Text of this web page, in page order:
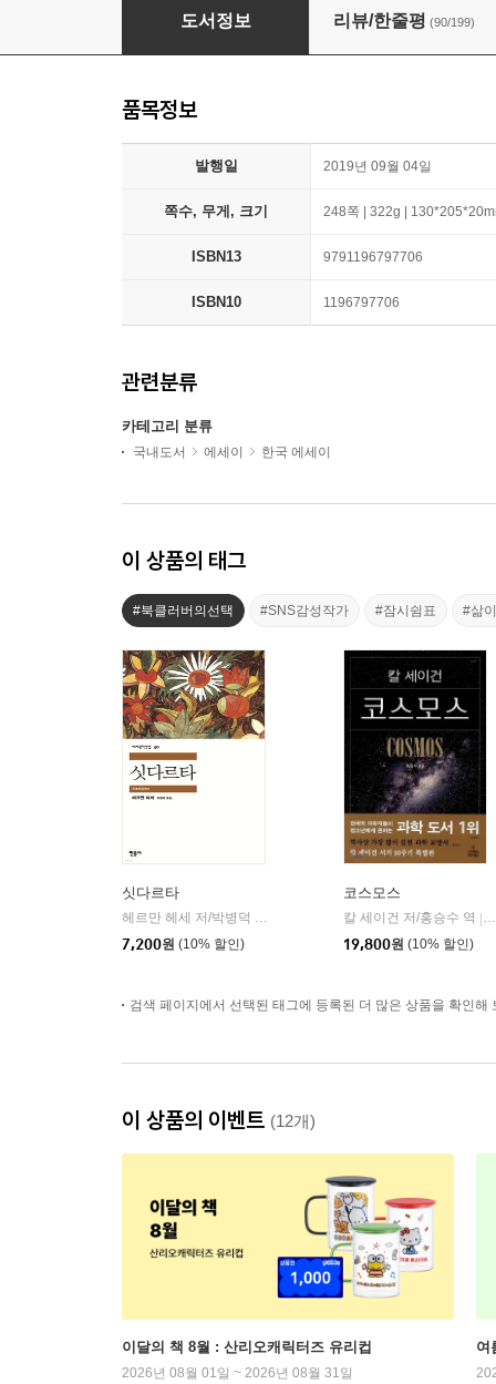
지쳤거나 좋아하는 게 없거나
도서정보 리뷰/한줄평 (90/199)
품목정보
발행일 2019년 09월 04일
쪽수, 무게, 크기 248쪽 | 322g |
ISBN13 9791196797706
ISBN10 1196797706
관련분류
카테고리 분류
국내도서 에세이 한국 에세이
이 상품의 태그
#북클러버의선택 #SNS감성작가 #잠시쉼표 #삶
싯다르타
헤르만 헤세 저/박병덕 역
7,200원 (10% 할인)
코스모스
칼 세이건 저/홍승수 역
19,800원 (10% 할인)
검색 페이지에서 선택된 태그에 등록된 더 많은 상품을 확인해
이 상품의 이벤트 (12개)
이달의 책 8월 : 산리오캐릭터즈 유리컵
2026년 08월 01일 ~ 2026년 08월 31일
여